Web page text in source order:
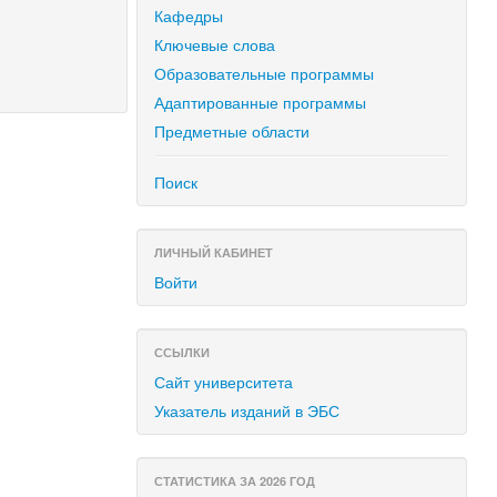
Кафедры
Ключевые слова
Образовательные программы
Адаптированные программы
Предметные области
Поиск
ЛИЧНЫЙ КАБИНЕТ
Войти
ССЫЛКИ
Сайт университета
Указатель изданий в ЭБС
СТАТИСТИКА ЗА 2026 ГОД